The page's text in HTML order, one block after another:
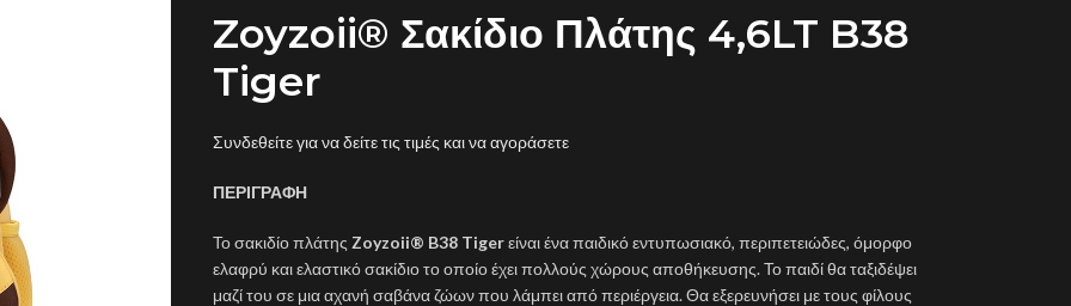
Zoyzoii® Σακίδιο Πλάτης 4,6LT B38
Tiger
Συνδεθείτε για να δείτε τις τιμές και να αγοράσετε
ΠΕΡΙΓΡΑΦΗ
Το σακιδίο πλάτης Zoyzoii® B38 Tigerείναι ένα παιδικό εντυπωσιακό, περιπετειώδες, όμορφο
ελαφρύ και ελαστικό σακίδιο το οποίο έχει πολλούς χώρους αποθήκευσης. Το παιδί θα ταξιδέψει
μαζί του σε μια αχανή σαβάνα ζώων που λάμπει από περιέργεια. Θα εξερευνήσει με τους φίλους